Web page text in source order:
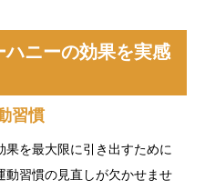
ハニーの効果を実感
習慣
果を最大限に引き出すために
動習慣の見直しが欠かせませ